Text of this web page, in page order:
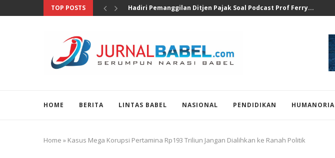
TOP POSTS Pengungkapan 46 Juta Butir Obat Ilegal Bukti Keseriusan...
HOME BERITA LINTAS BABEL NASIONAL PENDIDIKAN HUMANORIA
Home » Kasus Mega Korupsi Pertamina Rp193 Triliun Jangan Dialihkan ke Ranah Politik